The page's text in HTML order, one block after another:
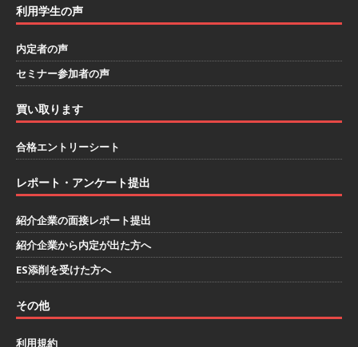
をつけられる!! ｜ 予約フォーム
お勧めイベン
ト
[ 2026年1月13日 ] 【 体育会学生限定 】何から
[ 2026年1月12日 ] 【 体育会学生限定 】人事が
教える後悔しない企業選びアスキヤリセミナー
｜ 予約フォーム
[ 2026年1月9日 ] （終了）【 28卒 ｜ 文理不問
利用学生の声
内定者の声
セミナー参加者の声
買い取ります
合格エントリーシート
レポート・アンケート提出
紹介企業の面接レポート提出
紹介企業から内定が出た方へ
ES添削を受けた方へ
その他
利用規約